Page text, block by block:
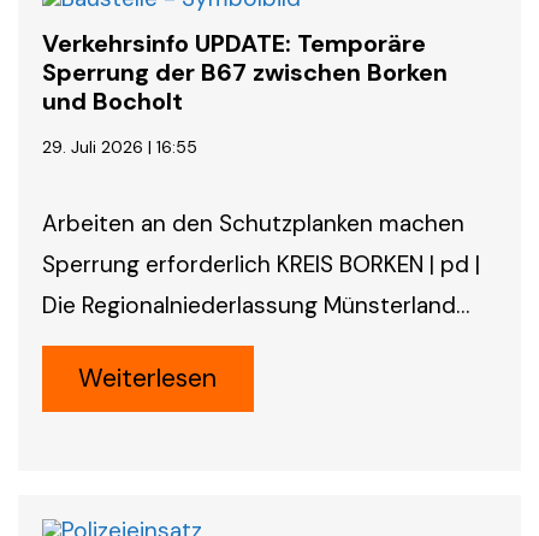
Verkehrsinfo UPDATE: Temporäre
Sperrung der B67 zwischen Borken
und Bocholt
29. Juli 2026 | 16:55
Arbeiten an den Schutzplanken machen
Sperrung erforderlich KREIS BORKEN | pd |
Die Regionalniederlassung Münsterland…
Weiterlesen